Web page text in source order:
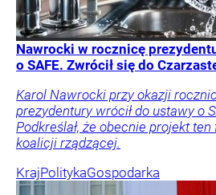
Nawrocki w rocznicę
o SAFE. Zwrócił się do
Karol Nawrocki przy okazji
prezydentury wrócił do ustawy o
Podkreślał, że obecnie projekt
koalicji rządzącej.
KrajPolitykaGospodarka